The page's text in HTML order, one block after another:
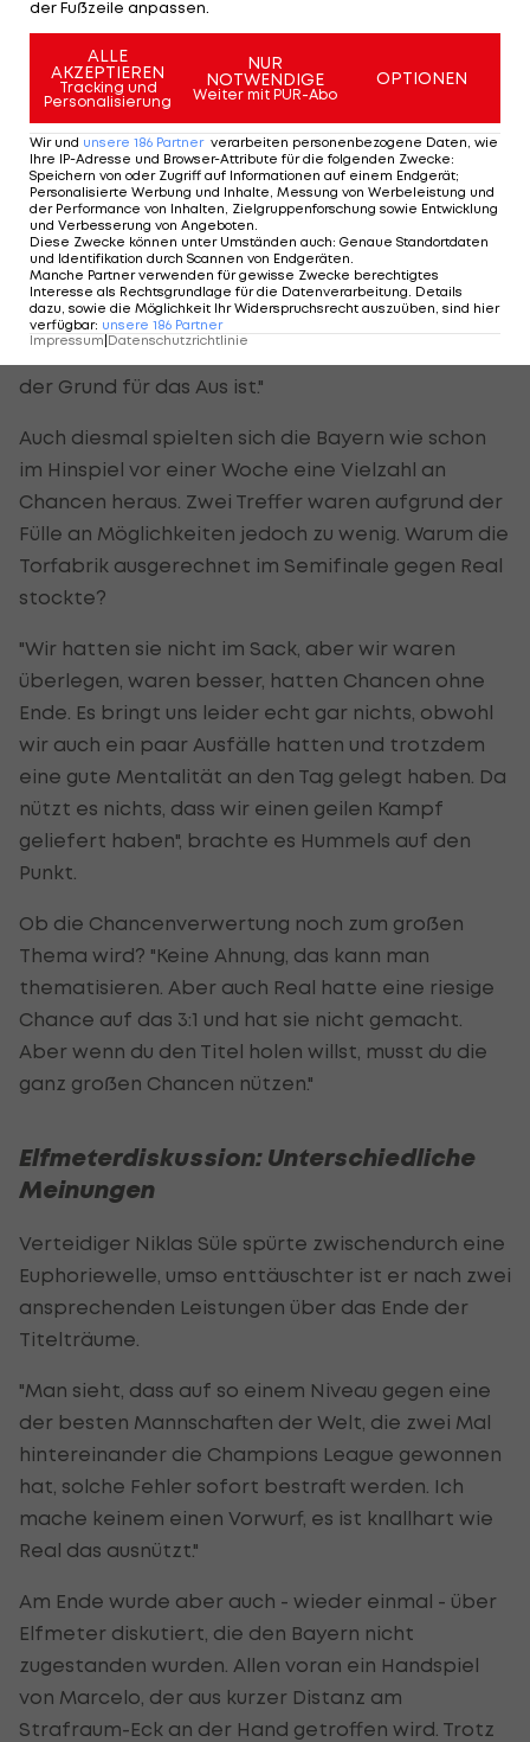
wieder einmal gegen Real.
Alaba wurde als Erster vor das "Sky"-Mikrofon
gebeten, beim 1:1-Ausgleich durch Benzema (11.)
ließ er den Stürmer entwischen und einköpfen.
"Unmittelbar nach dem Spiel ist es schwierig, wie
es in uns aussieht. Wir sind sehr enttäuscht über
das Ausscheiden, weil viel mehr drin war. Wir
hätten es uns sicher verdient, ins Finale
einzuziehen. Wir wissen alle, dass wir Chancen
hatten, die aber liegengelassen haben und das
der Grund für das Aus ist."
Auch diesmal spielten sich die Bayern wie schon
im Hinspiel vor einer Woche eine Vielzahl an
Chancen heraus. Zwei Treffer waren aufgrund der
Fülle an Möglichkeiten jedoch zu wenig. Warum die
Torfabrik ausgerechnet im Semifinale gegen Real
stockte?
"Wir hatten sie nicht im Sack, aber wir waren
überlegen, waren besser, hatten Chancen ohne
Ende. Es bringt uns leider echt gar nichts, obwohl
wir auch ein paar Ausfälle hatten und trotzdem
eine gute Mentalität an den Tag gelegt haben. Da
nützt es nichts, dass wir einen geilen Kampf
geliefert haben", brachte es Hummels auf den
Punkt.
Ob die Chancenverwertung noch zum großen
Thema wird? "Keine Ahnung, das kann man
thematisieren. Aber auch Real hatte eine riesige
Chance auf das 3:1 und hat sie nicht gemacht.
Aber wenn du den Titel holen willst, musst du die
ganz großen Chancen nützen."
Elfmeterdiskussion: Unterschiedliche
Meinungen
Verteidiger Niklas Süle spürte zwischendurch eine
Euphoriewelle, umso enttäuschter ist er nach zwei
ansprechenden Leistungen über das Ende der
Titelträume.
"Man sieht, dass auf so einem Niveau gegen eine
der besten Mannschaften der Welt, die zwei Mal
hintereinander die Champions League gewonnen
hat, solche Fehler sofort bestraft werden. Ich
mache keinem einen Vorwurf, es ist knallhart wie
Real das ausnützt."
Am Ende wurde aber auch - wieder einmal - über
Elfmeter diskutiert, die den Bayern nicht
zugestanden wurden. Allen voran ein Handspiel
von Marcelo, der aus kurzer Distanz am
Strafraum-Eck an der Hand getroffen wird. Trotz
der Fußzeile anpassen.
ALLE
AKZEPTIEREN
Tracking und
Personalisierung
NUR
NOTWENDIGE
Weiter mit PUR-Abo
OPTIONEN
Wir und unsere 186 Partner verarbeiten personenbezogene Daten, wie
Ihre IP-Adresse und Browser-Attribute für die folgenden Zwecke:
Speichern von oder Zugriff auf Informationen auf einem Endgerät;
Personalisierte Werbung und Inhalte, Messung von Werbeleistung und
der Performance von Inhalten, Zielgruppenforschung sowie Entwicklung
und Verbesserung von Angeboten.
Diese Zwecke können unter Umständen auch: Genaue Standortdaten
und Identifikation durch Scannen von Endgeräten.
Manche Partner verwenden für gewisse Zwecke berechtigtes
Interesse als Rechtsgrundlage für die Datenverarbeitung. Details
dazu, sowie die Möglichkeit Ihr Widerspruchsrecht auszuüben, sind hier
verfügbar: unsere 186 Partner
Impressum Datenschutzrichtlinie